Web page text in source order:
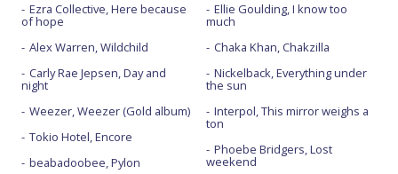
Ezra Collective, Here because
of hope
Alex Warren, Wildchild
Carly Rae Jepsen, Day and
night
Weezer, Weezer (Gold album)
Tokio Hotel, Encore
beabadoobee, Pylon
Ellie Goulding, I know too
much
Chaka Khan, Chakzilla
Nickelback, Everything under
the sun
Interpol, This mirror weighs a
ton
Phoebe Bridgers, Lost
weekend